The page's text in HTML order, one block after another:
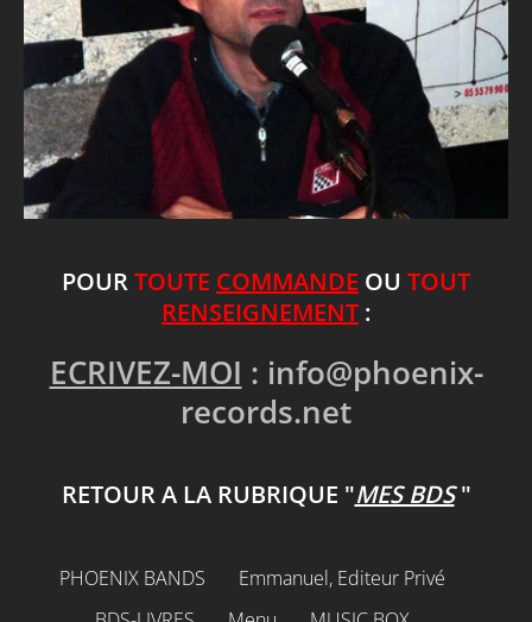
POURTOUTE COMMANDE OU TOUT
RENSEIGNEMENT :
ECRIVEZ-MOI : info@phoenix-
records.net
RETOUR A LA RUBRIQUE "MES BDS"
PHOENIX BANDS
Emmanuel, Editeur Privé